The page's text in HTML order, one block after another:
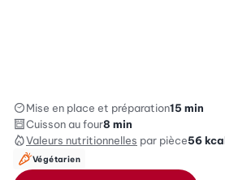
Mise en place et préparation15 min
Cuisson au four8 min
Valeurs nutritionnelles par pièce56
Végétarien